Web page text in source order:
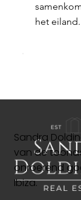
het eiland.
Sandra
van de
onroerend
Ibiza.